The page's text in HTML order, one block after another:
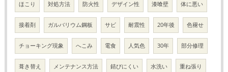
ほこり 対処方法 防火性 デザイン性 漆喰壁 体に悪い
接着剤 ガルバリウム鋼板 サビ 耐震性 20年後 色褪せ
チョーキング現象 へこみ 電食 人気色 30年 部分修理
葺き替え メンテナンス方法 錆びにくい 水洗い 重ね張り